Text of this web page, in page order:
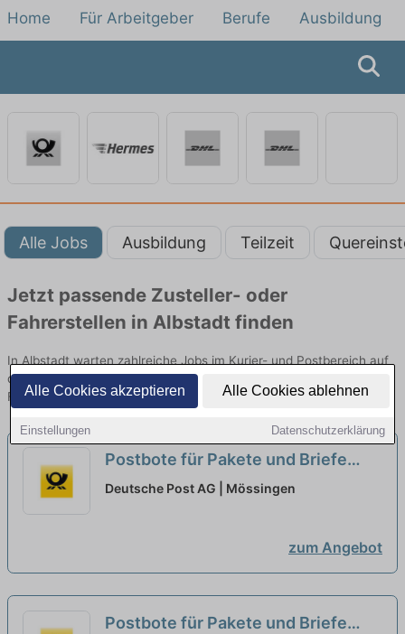
Alle Cookies akzeptieren Alle Cookies ablehnen
Einstellungen Datenschutzerklärung
Home Für Arbeitgeber Berufe Ausbildung
Alle Jobs Ausbildung Teilzeit
Jetzt passende Zusteller- oder
Fahrerstellen in Albstadt finden
In Albstadt warten zahlreiche Jobs im Kurier- und Postbereich auf
dich. Ob mit oder ohne Erfahrung – finde deinen neuen Job als
Fahrer, Bote oder Zusteller direkt in deiner Stadt.
Postbote für Pakete und Briefe
(m/w/d) neu
Deutsche Post AG | Mössingen
zum Angebot
Postbote für Pakete und Briefe